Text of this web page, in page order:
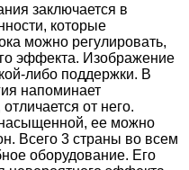
заключается в
которые
можно регулировать,
эффекта. Изображение
либо поддержки. В
напоминает
от него.
ее можно
Всего 3 страны во всем
оборудование. Его